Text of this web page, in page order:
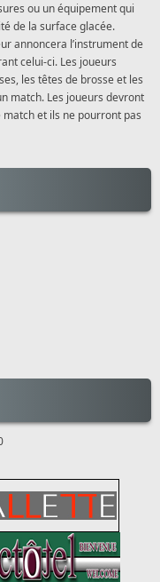
ou un équipement qui
de la surface glacée.
annoncera l’instrument de
celui-ci. Les joueurs
les têtes de brosse et les
match. Les joueurs devront
et ils ne pourront pas